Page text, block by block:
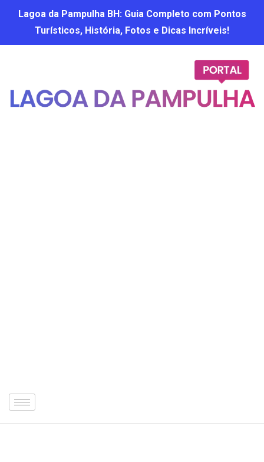
Lagoa da Pampulha BH: Guia Completo com Pontos
Turísticos, História, Fotos e Dicas Incríveis!